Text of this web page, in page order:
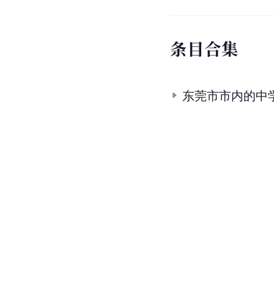
条目合集
东莞市市内的中